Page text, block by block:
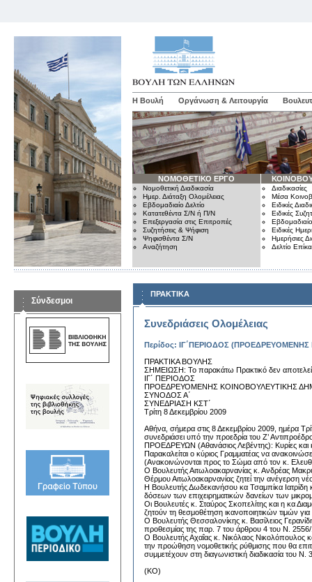
Η Βουλή Οργάνωση & Λειτουργία
ΝΟΜΟΘΕΤΙΚΟ ΕΡΓΟ
Νομοθετική Διαδικασία
Ημερ. Διάταξη Ολομέλειας
Εβδομαδιαίο Δελτίο
Κατατεθέντα Σ/Ν ή Π/Ν
Επεξεργασία στις Επιτροπές
Συζητήσεις & Ψήφιση
Ψηφισθέντα Σ/Ν
Αναζήτηση
Διαδικασίες
Μέσα
Ειδικές
Ειδικές
Εβδομαδιαίο
Ειδικές
Ημερήσιες
Δελτίο
Σύνδεσμοι
ΠΡΑΚΤΙΚΑ
Συνεδριάσεις Ολομέλειας
Περίδος: ΙΓ΄ΠΕΡΙΟΔΟΣ (ΠΡΟΕΔΡΕΥΟΜΕΝΗΣ
ΠΡΑΚΤΙΚΑ ΒΟΥΛΗΣ
ΣΗΜΕΙΩΣΗ: Το παρακάτω Πρακτικό δεν αποτελεί
ΙΓ΄ ΠΕΡΙΟΔΟΣ
ΠΡΟΕΔΡΕΥΟΜΕΝΗΣ ΚΟΙΝΟΒΟΥΛΕΥΤΙΚΗΣ
ΣΥΝΟΔΟΣ Α΄
ΣΥΝΕΔΡΙΑΣΗ ΚΣΤ΄
Τρίτη 8 Δεκεμβρίου 2009
Αθήνα, σήμερα στις 8 Δεκεμβρίου 2009, ημέρα
συνεδριάσει υπό την προεδρία του Ζ’
ΠΡΟΕΔΡΕΥΩΝ (Αθανάσιος Λεβέντης): Κυρίες και
Παρακαλείται ο κύριος Γραμματέας να
(Ανακοινώνονται προς το Σώμα από τον κ.
Ο Βουλευτής Αιτωλοακαρνανίας κ. Ανδρέας
Θέρμου Αιτωλοακαρνανίας ζητεί την ανέγερση
Η Βουλευτής Δωδεκανήσου κα Τσαμπίκα Ιατρίδη
δόσεων των επιχειρηματικών δανείων των
Οι Βουλευτές κ. Σταύρος Σκοπελίτης και η κα
ζητούν τη θεσμοθέτηση ικανοποιητικών τιμών
Ο Βουλευτής Θεσσαλονίκης κ. Βασίλειος
προθεσμίας της παρ. 7 του άρθρου 4 του Ν.
Ο Βουλευτής Αχαΐας κ. Νικόλαος
την προώθηση νομοθετικής ρύθμισης που θα
συμμετέχουν στη διαγωνιστική διαδικασία του
(ΚΟ)